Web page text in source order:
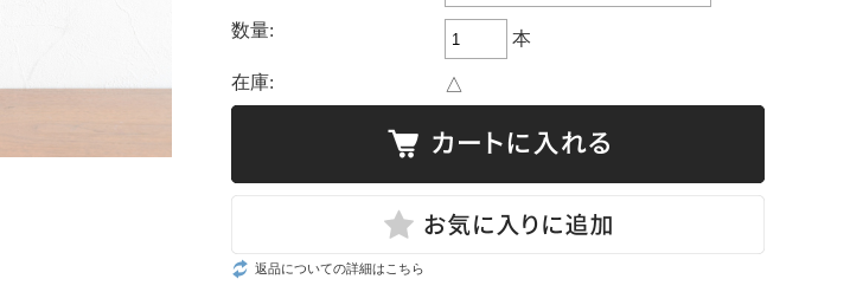
数量: 本
在庫: △
返品についての詳細はこちら